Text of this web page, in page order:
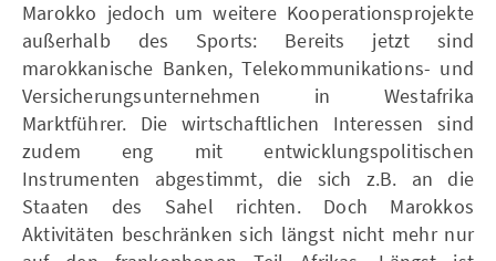
Marokko jedoch um weitere Kooperationsprojekte
außerhalb des Sports: Bereits jetzt sind
marokkanische Banken, Telekommunikations- und
Versicherungsunternehmen in Westafrika
Marktführer. Die wirtschaftlichen Interessen sind
zudem eng mit entwicklungspolitischen
Instrumenten abgestimmt, die sich z.B. an die
Staaten des Sahel richten. Doch Marokkos
Aktivitäten beschränken sich längst nicht mehr nur